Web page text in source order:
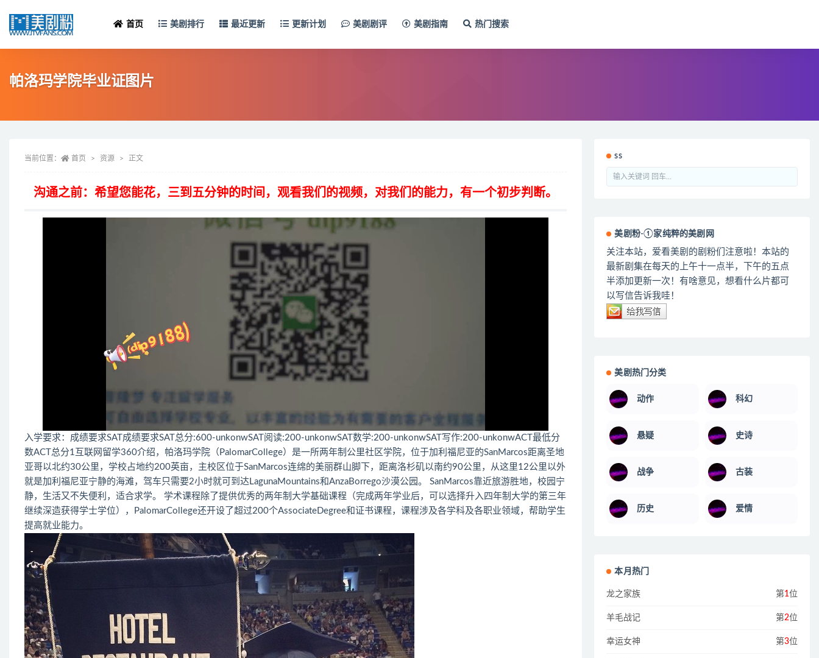
首页 美剧排行 最近更新 更新计划 美剧剧评 美剧指南 热门搜索
帕洛玛学院毕业证图片
当前位置： 首页 资源 正文
沟通之前：希望您能花，三到五分钟的时间，观看我们的视频，对我们的能力，有一个初步判断。
入学要求：成绩要求SAT成绩要求SAT总分:600-unkonwSAT阅读:200-unkonwSAT数学:200-unkonwSAT写作:200-unkonwACT最低分
数ACT总分1互联网留学360介绍，帕洛玛学院（PalomarCollege）是一所两年制公里社区学院，位于加利福尼亚的SanMarcos距离圣地
亚哥以北约30公里，学校占地约200英亩，主校区位于SanMarcos连绵的美丽群山脚下，距离洛杉矶以南约90公里，从这里12公里以外
就是加利福尼亚宁静的海滩，驾车只需要2小时就可到达LagunaMountains和AnzaBorrego沙漠公园。 SanMarcos靠近旅游胜地，校园宁
静，生活又不失便利，适合求学。 学术课程除了提供优秀的两年制大学基础课程（完成两年学业后，可以选择升入四年制大学的第三年
继续深造获得学士学位），PalomarCollege还开设了超过200个AssociateDegree和证书课程，课程涉及各学科及各职业领域，帮助学生
提高就业能力。
ss
美剧粉-①家纯粹的美剧网
关注本站，爱看美剧的剧粉们注意啦！本站的
最新剧集在每天的上午十一点半，下午的五点
半添加更新一次！有啥意见，想看什么片都可
以写信告诉我哇！
美剧热门分类
动作 科幻
悬疑 史诗
战争 古装
历史 爱情
本月热门
龙之家族 第1位
羊毛战记 第2位
幸运女神 第3位